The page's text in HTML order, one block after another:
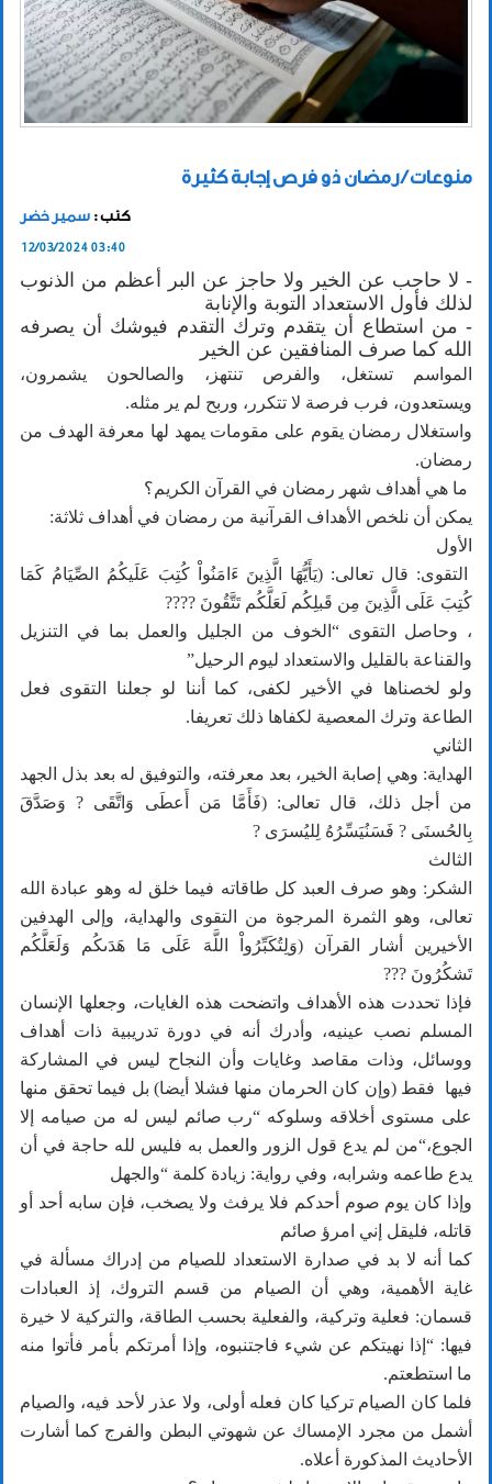
منوعات / رمضان ذو فرص إجابة كثيرة
كتب : سمير خضر
12/03/2024 03:40
- لا حاجب عن الخير ولا حاجز عن البر أعظم من الذنوب
لذلك فأول الاستعداد التوبة والإنابة
- من استطاع أن يتقدم وترك التقدم فيوشك أن يصرفه
الله كما صرف المنافقين عن الخير
المواسم تستغل، والفرص تنتهز، والصالحون يشمرون،
ويستعدون، فرب فرصة لا تتكرر، وربح لم ير مثله.
واستغلال رمضان يقوم على مقومات يمهد لها معرفة الهدف من
رمضان.
ما هي أهداف شهر رمضان في القرآن الكريم؟
يمكن أن نلخص الأهداف القرآنية من رمضان في أهداف ثلاثة:
الأول
التقوى: قال تعالى: (يَأَيُّهَا الَّذِينَ ءَامَنُواْ كُتِبَ عَلَيكُمُ الصِّيَامُ كَمَا
كُتِبَ عَلَى الَّذِينَ مِن قَبلِكُم لَعَلَّكُم تَتَّقُونَ ????
، وحاصل التقوى “الخوف من الجليل والعمل بما في التنزيل
والقناعة بالقليل والاستعداد ليوم الرحيل”
ولو لخصناها في الأخير لكفى، كما أننا لو جعلنا التقوى فعل
الطاعة وترك المعصية لكفاها ذلك تعريفا.
الثاني
الهداية: وهي إصابة الخير، بعد معرفته، والتوفيق له بعد بذل الجهد
من أجل ذلك، قال تعالى: (فَأَمَّا مَن أَعطَى وَاتَّقَى ? وَصَدَّقَ
بِالحُسنَى ? فَسَنُيَسِّرُهُ لِليُسرَى ?
الثالث
الشكر: وهو صرف العبد كل طاقاته فيما خلق له وهو عبادة الله
تعالى، وهو الثمرة المرجوة من التقوى والهداية، وإلى الهدفين
الأخيرين أشار القرآن (وَلِتُكَبِّرُواْ اللَّهَ عَلَى مَا هَدَىكُم وَلَعَلَّكُم
تَشكُرُونَ ???
فإذا تحددت هذه الأهداف واتضحت هذه الغايات، وجعلها الإنسان
المسلم نصب عينيه، وأدرك أنه في دورة تدريبية ذات أهداف
ووسائل، وذات مقاصد وغايات وأن النجاح ليس في المشاركة
فيها فقط (وإن كان الحرمان منها فشلا أيضا) بل فيما تحقق منها
على مستوى أخلاقه وسلوكه “رب صائم ليس له من صيامه إلا
الجوع،“من لم يدع قول الزور والعمل به فليس لله حاجة في أن
يدع طاعمه وشرابه، وفي رواية: زيادة كلمة “والجهل
وإذا كان يوم صوم أحدكم فلا يرفث ولا يصخب، فإن سابه أحد أو
قاتله، فليقل إني امرؤ صائم
كما أنه لا بد في صدارة الاستعداد للصيام من إدراك مسألة في
غاية الأهمية، وهي أن الصيام من قسم التروك، إذ العبادات
قسمان: فعلية وتركية، والفعلية بحسب الطاقة، والتركية لا خيرة
فيها: “إذا نهيتكم عن شيء فاجتنبوه، وإذا أمرتكم بأمر فأتوا منه
ما استطعتم.
فلما كان الصيام تركيا كان فعله أولى، ولا عذر لأحد فيه، والصيام
أشمل من مجرد الإمساك عن شهوتي البطن والفرج كما أشارت
الأحاديث المذكورة أعلاه.